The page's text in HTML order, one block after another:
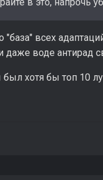
"база" всех
даже воде антирад
был хотя бы топ 10